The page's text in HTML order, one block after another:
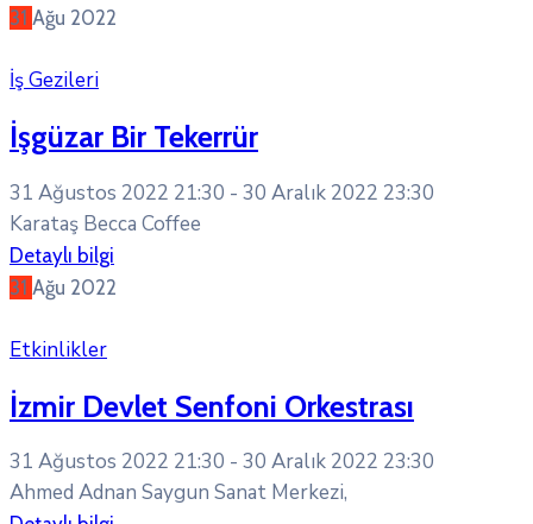
31 Ağu 2022
İş Gezileri
İşgüzar Bir Tekerrür
31 Ağustos 2022 21:30 - 30 Aralık 2022 23:30
Karataş Becca Coffee
Detaylı bilgi
31 Ağu 2022
Etkinlikler
İzmir Devlet Senfoni Orkestrası
31 Ağustos 2022 21:30 - 30 Aralık 2022 23:30
Ahmed Adnan Saygun Sanat Merkezi,